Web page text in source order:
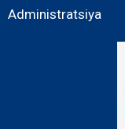
Administratsiya